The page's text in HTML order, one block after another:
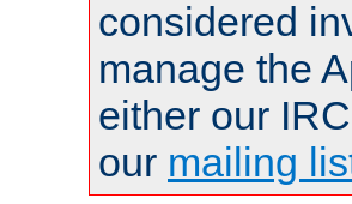
considered
manage the
either our
our mailing